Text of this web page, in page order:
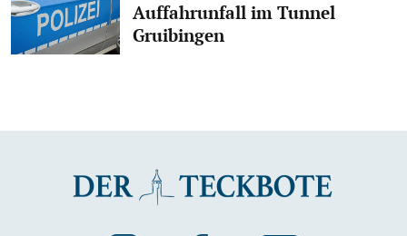
Auffahrunfall im Tunnel
Gruibingen